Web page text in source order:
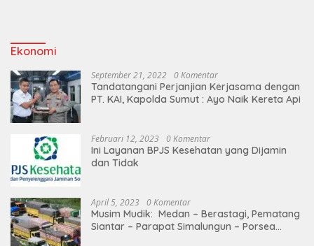
Ekonomi
September 21, 2022 0 Komentar
Tandatangani Perjanjian Kerjasama dengan
PT. KAI, Kapolda Sumut : Ayo Naik Kereta Api
Februari 12, 2023 0 Komentar
Ini Layanan BPJS Kesehatan yang Dijamin
dan Tidak
April 5, 2023 0 Komentar
Musim Mudik: Medan – Berastagi, Pematang
Siantar – Parapat Simalungun – Porsea